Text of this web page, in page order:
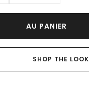
AU PANIER
SHOP THE LOOK